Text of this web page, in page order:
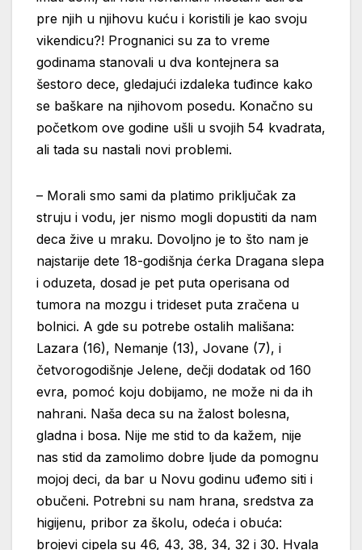
pre njih u njihovu kuću i koristili je kao svoju
vikendicu?! Prognanici su za to vreme
godinama stanovali u dva kontejnera sa
šestoro dece, gledajući izdaleka tuđince kako
se baškare na njihovom posedu. Konačno su
početkom ove godine ušli u svojih 54 kvadrata,
ali tada su nastali novi problemi.
– Morali smo sami da platimo priključak za
struju i vodu, jer nismo mogli dopustiti da nam
deca žive u mraku. Dovoljno je to što nam je
najstarije dete 18-godišnja ćerka Dragana slepa
i oduzeta, dosad je pet puta operisana od
tumora na mozgu i trideset puta zračena u
bolnici. A gde su potrebe ostalih mališana:
Lazara (16), Nemanje (13), Jovane (7), i
četvorogodišnje Jelene, dečji dodatak od 160
evra, pomoć koju dobijamo, ne može ni da ih
nahrani. Naša deca su na žalost bolesna,
gladna i bosa. Nije me stid to da kažem, nije
nas stid da zamolimo dobre ljude da pomognu
mojoj deci, da bar u Novu godinu uđemo siti i
obučeni. Potrebni su nam hrana, sredstva za
higijenu, pribor za školu, odeća i obuća:
brojevi cipela su 46, 43, 38, 34, 32 i 30. Hvala